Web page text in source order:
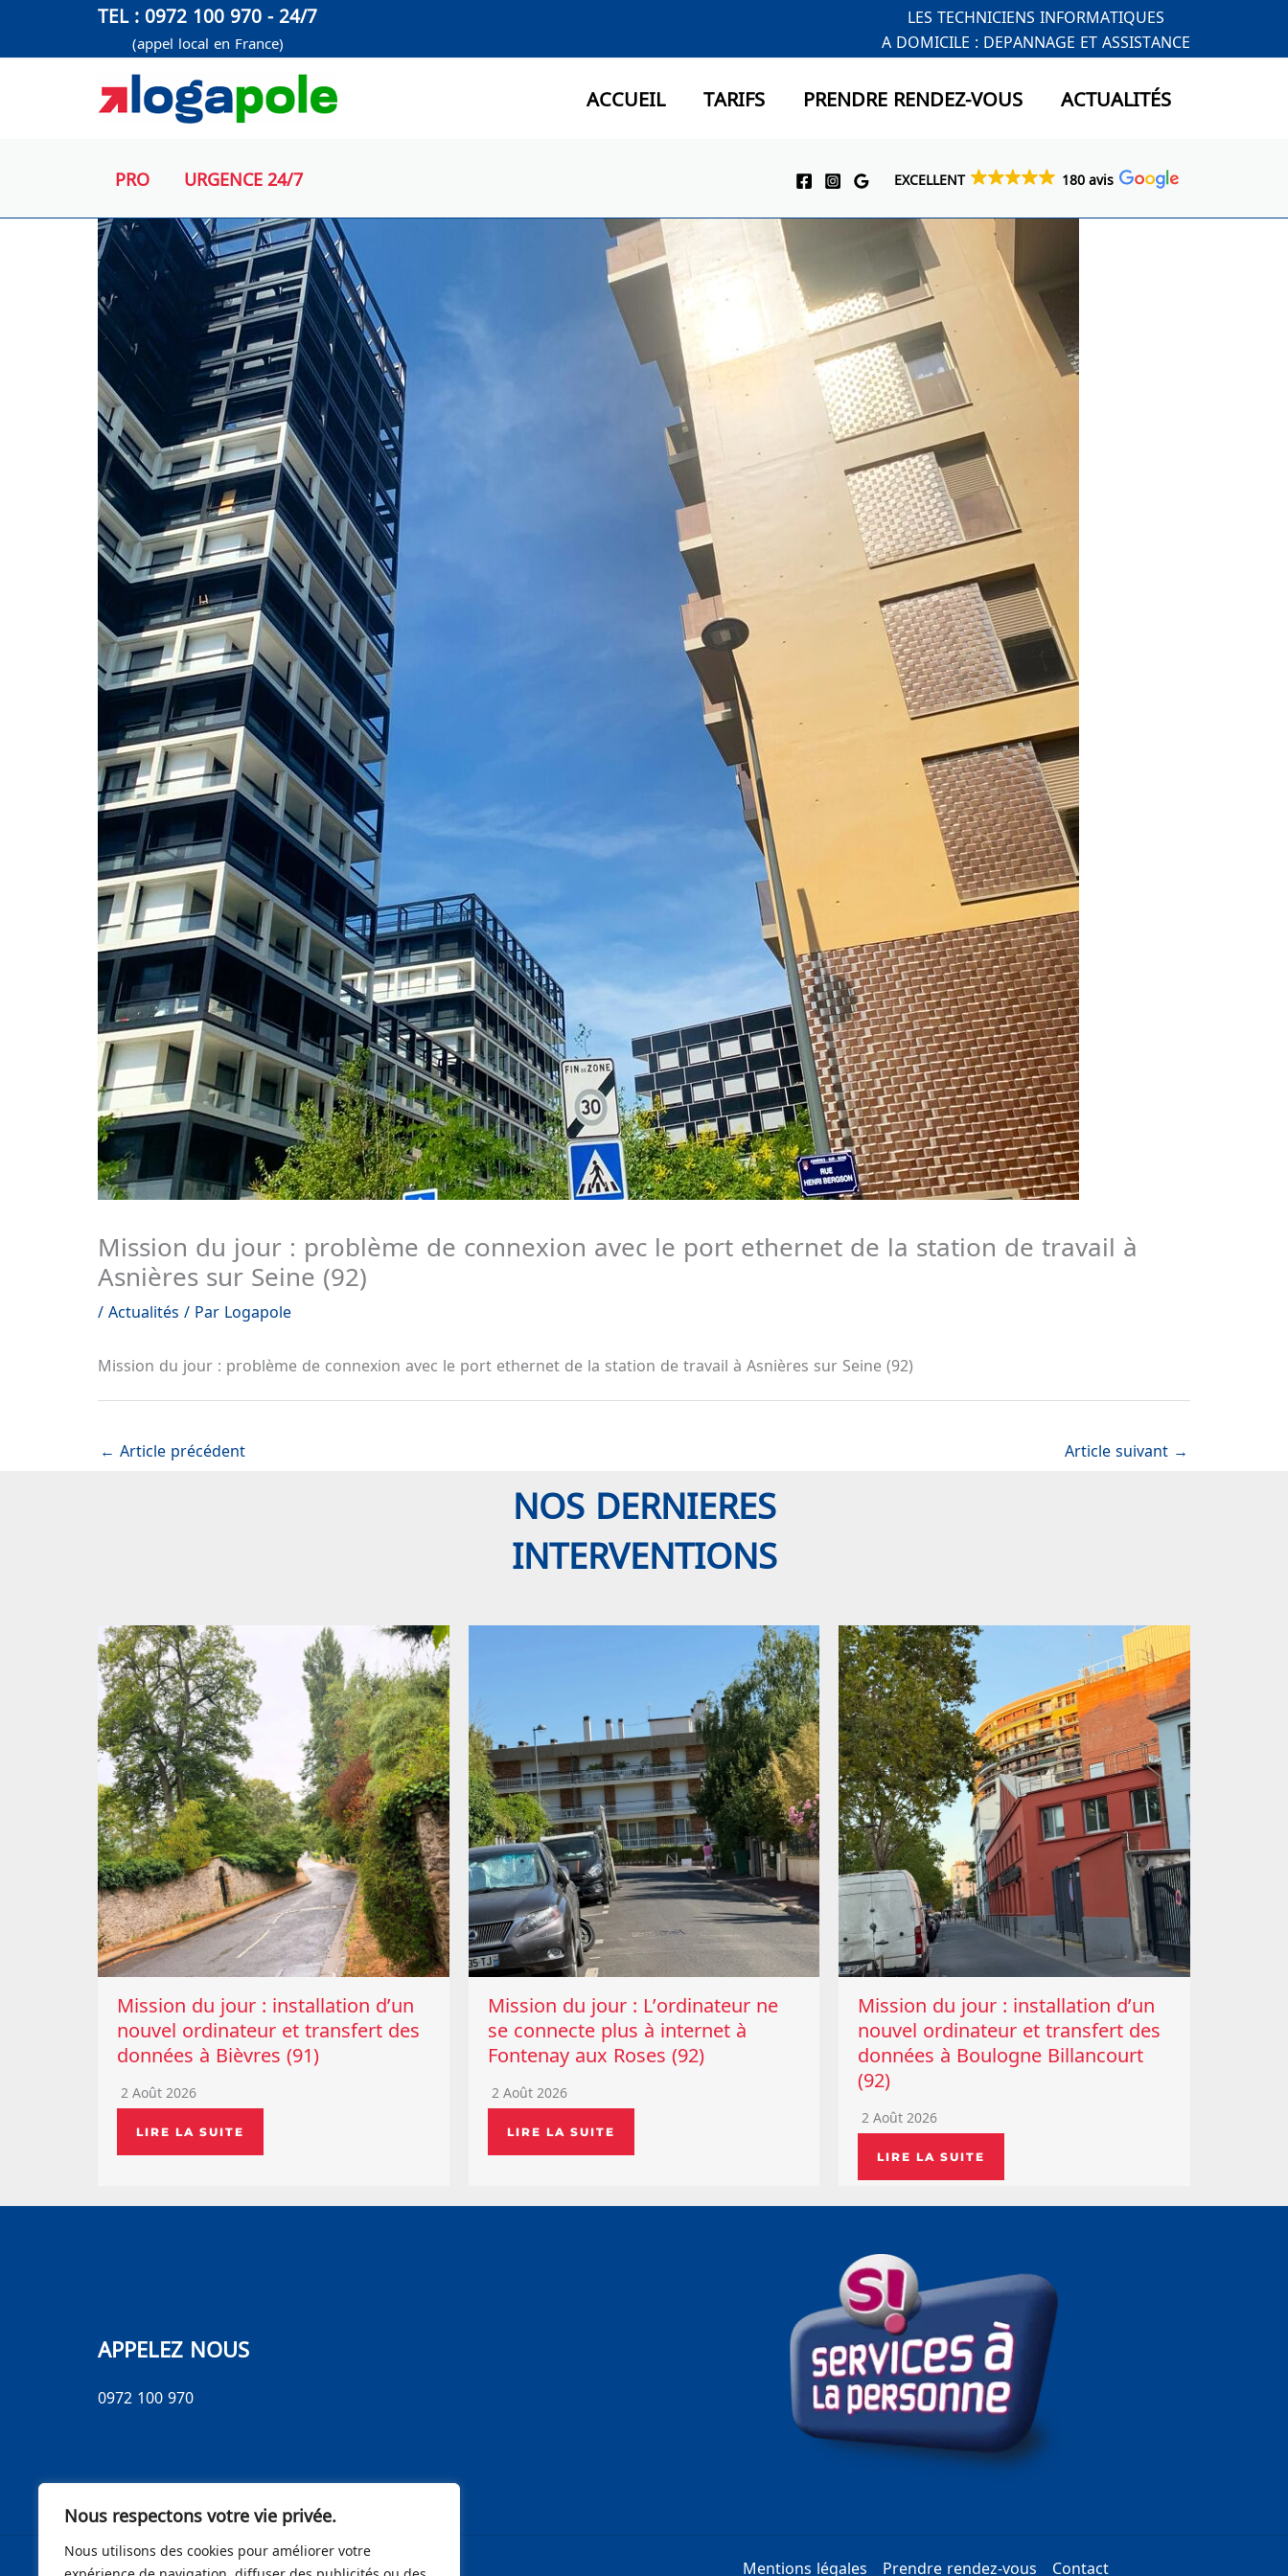
Nous respectons votre vie privée.
Nous utilisons des cookies pour améliorer votre
expérience de navigation, diffuser des publicités ou des
contenu
TEL : 0972 100 970 - 24/7
(appel local en France)
LES TECHNICIENS INFORMATIQUES
A DOMICILE : DEPANNAGE ET ASSISTANCE
ACCUEIL TARIFS PRENDRE RENDEZ-VOUS ACTUALITÉS
PRO URGENCE 24/7 EXCELLENT 180 avis
Mission du jour : problème de connexion avec le port ethernet de la station de travail à
Asnières sur Seine (92)
/ Actualités / Par Logapole
Mission du jour : problème de connexion avec le port ethernet de la station de travail à Asnières sur Seine (92)
← Article précédent Article suivant →
NOS DERNIERES
INTERVENTIONS
Mission du jour : installation d’un
nouvel ordinateur et transfert des
données à Bièvres (91)
2 Août 2026
LIRE LA SUITE
Mission du jour : L’ordinateur ne
se connecte plus à internet à
Fontenay aux Roses (92)
2 Août 2026
LIRE LA SUITE
Mission du jour : installation d’un
nouvel ordinateur et transfert des
données à Boulogne Billancourt
(92)
2 Août 2026
LIRE LA SUITE
APPELEZ NOUS
0972 100 970
Mentions légales Prendre rendez-vous Contact